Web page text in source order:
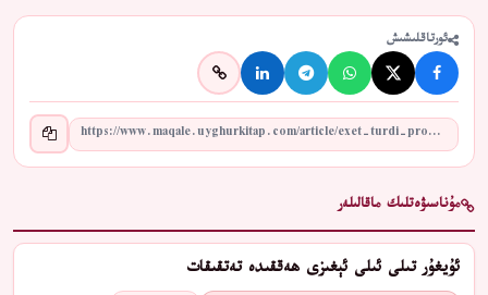
ئورتاقلىشىش
مۇناسىۋەتلىك ماقالىلەر
ئۇيغۇر تىلى ئىلى ئېغىزى ھەققىدە تەتقىقات